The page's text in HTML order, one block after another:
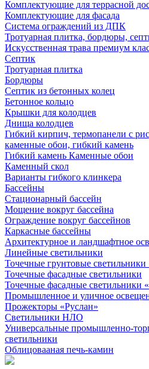
Комплектующие для террасной
Комплектующие для фасада
Система ограждений из ДПК
Тротуарная плитка, бордюры,
Искусственная трава премиум
Септик
Тротуарная плитка
Бордюры
Септик из бетонных колец
Бетонное кольцо
Крышки для колодцев
Днища колодцев
Гибкий кирпич, термопанели с
каменные обои, гибкий камень
Гибкий камень Каменные обои
Каменный скол
Варианты гибкого клинкера
Бассейны
Стационарный бассейн
Мощение вокруг бассейна
Ограждение вокруг бассейнов
Каркасные бассейны
Архитектурное и ландшафтное
Линейные светильники
Точечные грунтовые
Точечные фасадные светильники
Точечные фасадные светильники
Промышленное и уличное
Прожекторы «Руслан»
Светильники НЛО
Универсальные промышленно-
светильники
Облицовааная печь-камин